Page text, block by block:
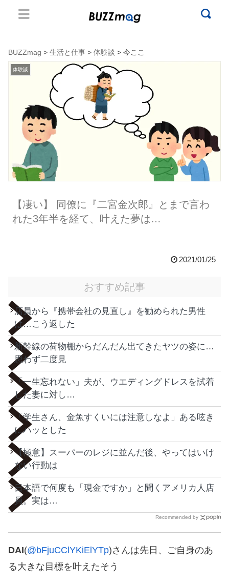
BUZZmag > 生活と仕事 > 体験談 > 今ここ
体験談
【凄い】 同僚に『二宮金次郎』とまで言わ
れた3年半を経て、叶えた夢は…
2021/01/25
おすすめ記事
店員から『携帯会社の見直し』を勧められた男性
は…こう返した
新幹線の荷物棚からだんだん出てきたヤツの姿に…
思わず二度見
「一生忘れない」夫が、ウエディングドレスを試着
した妻に対し…
「学生さん、金魚すくいには注意しなよ」ある呟き
にハッとした
【極意】スーパーのレジに並んだ後、やってはいけ
ない行動は
日本語で何度も「現金ですか」と聞くアメリカ人店
員。実は…
Recommended by
DAI(@bFjuCClYKiElYTp)さんは先日、ご自身のあ
る大きな目標を叶えたそう